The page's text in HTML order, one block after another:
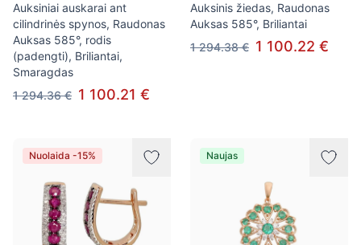
Auksiniai auskarai ant
cilindrinės spynos, Raudonas
Auksas 585°, rodis
(padengti), Briliantai,
Smaragdas
1 294.36 € 1 100.21 €
Auksinis žiedas, Raudonas
Auksas 585°, Briliantai
1 294.38 € 1 100.22 €
Nuolaida -15% Naujas